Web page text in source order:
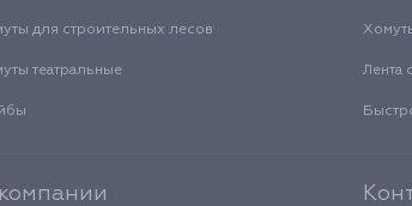
для строительных лесов
театральные Лента